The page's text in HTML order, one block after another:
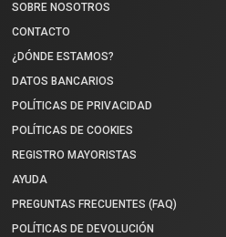
SOBRE NOSOTROS
CONTACTO
¿DÓNDE ESTAMOS?
DATOS BANCARIOS
POLÍTICAS DE PRIVACIDAD
POLÍTICAS DE COOKIES
REGISTRO MAYORISTAS
AYUDA
PREGUNTAS FRECUENTES (FAQ)
POLÍTICAS DE DEVOLUCIÓN